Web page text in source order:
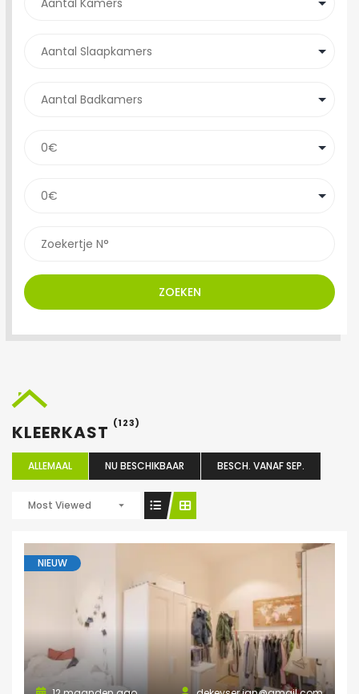
ZOEKEN
KLEERKAST (123)
ALLEMAAL NU BESCHIKBAAR BESCH. VANAF SEP.
Most Viewed
NIEUW